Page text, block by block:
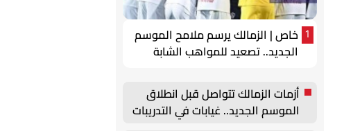
1
خاص | الزمالك يرسم ملامح الموسم
الجديد.. تصعيد للمواهب الشابة
أزمات الزمالك تتواصل قبل انطلاق
الموسم الجديد.. غيابات في التدريبات